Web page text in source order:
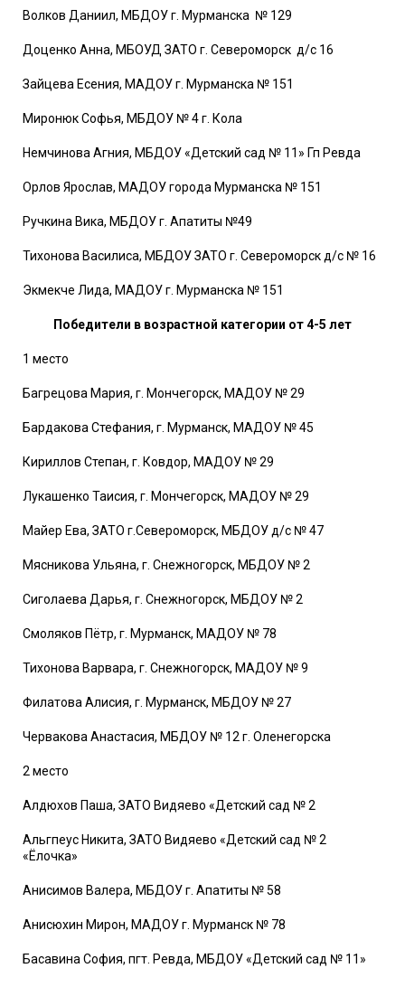
Волков Даниил, МБДОУ г. Мурманска № 129
Доценко Анна, МБОУД ЗАТО г. Североморск д/с 16
Зайцева Есения, МАДОУ г. Мурманска № 151
Миронюк Софья, МБДОУ № 4 г. Кола
Немчинова Агния, МБДОУ «Детский сад № 11» Гп Ревда
Орлов Ярослав, МАДОУ города Мурманска № 151
Ручкина Вика, МБДОУ г. Апатиты №49
Тихонова Василиса, МБДОУ ЗАТО г. Североморск д/с № 16
Экмекче Лида, МАДОУ г. Мурманска № 151
Победители в возрастной категории от 4-5 лет
1 место
Багрецова Мария, г. Мончегорск, МАДОУ № 29
Бардакова Стефания, г. Мурманск, МАДОУ № 45
Кириллов Степан, г. Ковдор, МАДОУ № 29
Лукашенко Таисия, г. Мончегорск, МАДОУ № 29
Майер Ева, ЗАТО г.Североморск, МБДОУ д/с № 47
Мясникова Ульяна, г. Снежногорск, МБДОУ № 2
Сиголаева Дарья, г. Снежногорск, МБДОУ № 2
Смоляков Пётр, г. Мурманск, МАДОУ № 78
Тихонова Варвара, г. Снежногорск, МАДОУ № 9
Филатова Алисия, г. Мурманск, МБДОУ № 27
Червакова Анастасия, МБДОУ № 12 г. Оленегорска
2 место
Алдюхов Паша, ЗАТО Видяево «Детский сад № 2
Альгпеус Никита, ЗАТО Видяево «Детский сад № 2
«Ёлочка»
Анисимов Валера, МБДОУ г. Апатиты № 58
Анисюхин Мирон, МАДОУ г. Мурманск № 78
Басавина София, пгт. Ревда, МБДОУ «Детский сад № 11»